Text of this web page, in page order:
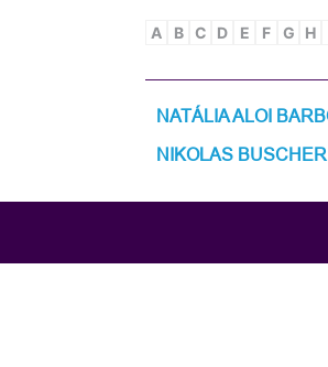
A B C D E F G H
NATÁLIA ALOI
NIKOLAS BUSCHER